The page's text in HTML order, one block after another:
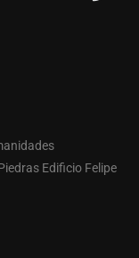
Edificio Felipe